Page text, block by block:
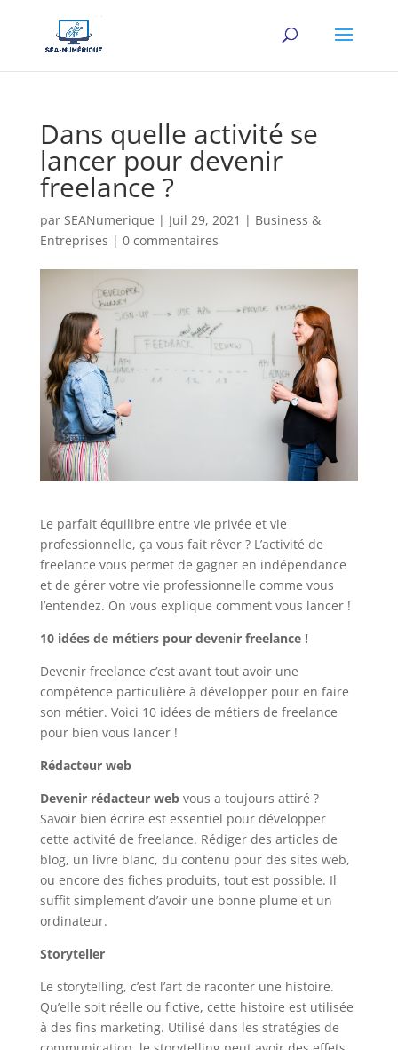
Dans quelle activité se
lancer pour devenir
freelance ?
par SEANumerique | Juil 29, 2021 | Business &
Entreprises | 0 commentaires
Le parfait équilibre entre vie privée et vie
professionnelle, ça vous fait rêver ? L’activité de
freelance vous permet de gagner en indépendance
et de gérer votre vie professionnelle comme vous
l’entendez. On vous explique comment vous lancer !
10 idées de métiers pour devenir freelance !
Devenir freelance c’est avant tout avoir une
compétence particulière à développer pour en faire
son métier. Voici 10 idées de métiers de freelance
pour bien vous lancer !
Rédacteur web
Devenir rédacteur webvous a toujours attiré ?
Savoir bien écrire est essentiel pour développer
cette activité de freelance. Rédiger des articles de
blog, un livre blanc, du contenu pour des sites web,
ou encore des fiches produits, tout est possible. Il
suffit simplement d’avoir une bonne plume et un
ordinateur.
Storyteller
Le storytelling, c’est l’art de raconter une histoire.
Qu’elle soit réelle ou fictive, cette histoire est utilisée
à des fins marketing. Utilisé dans les stratégies de